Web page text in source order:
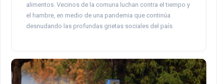
alimentos. Vecinos de la comuna luchan contra el tiempo y
el hambre, en medio de una pandemia que continúa
desnudando las profundas grietas sociales del país.